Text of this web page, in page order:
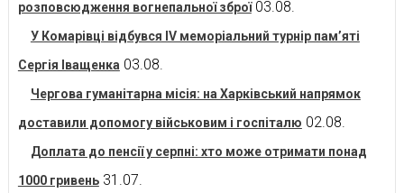
розповсюдження вогнепальної зброї 03.08.
У Комарівці відбувся IV меморіальний турнір пам’яті
Сергія Іващенка 03.08.
Чергова гуманітарна місія: на Харківський напрямок
доставили допомогу військовим і госпіталю 02.08.
Доплата до пенсії у серпні: хто може отримати понад
1000 гривень 31.07.